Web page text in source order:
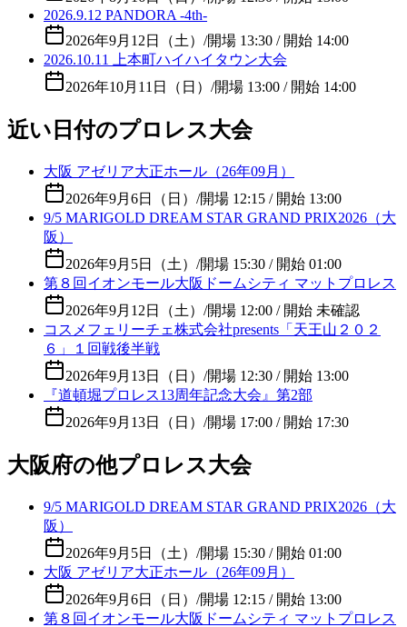
2026.9.12 PANDORA -4th-
2026年9月12日（土） /開場 13:30 / 開始 14:00
2026.10.11 上本町ハイハイタウン大会
2026年10月11日（日） /開場 13:00 / 開始 14:00
近い日付のプロレス大会
大阪 アゼリア大正ホール（26年09月）
2026年9月6日（日） /開場 12:15 / 開始 13:00
9/5 MARIGOLD DREAM STAR GRAND PRIX2026（大
阪）
2026年9月5日（土） /開場 15:30 / 開始 01:00
第８回イオンモール大阪ドームシティ マットプロレス
2026年9月12日（土） /開場 12:00 / 開始 未確認
コスメフェリーチェ株式会社presents「天王山２０２
６」１回戦後半戦
2026年9月13日（日） /開場 12:30 / 開始 13:00
『道頓堀プロレス13周年記念大会』第2部
2026年9月13日（日） /開場 17:00 / 開始 17:30
大阪府の他プロレス大会
9/5 MARIGOLD DREAM STAR GRAND PRIX2026（大
阪）
2026年9月5日（土） /開場 15:30 / 開始 01:00
大阪 アゼリア大正ホール（26年09月）
2026年9月6日（日） /開場 12:15 / 開始 13:00
第８回イオンモール大阪ドームシティ マットプロレス